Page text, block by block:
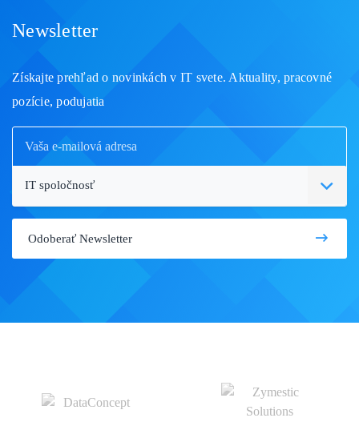
Newsletter
Získajte prehľad o novinkách v IT svete. Aktuality, pracovné
pozície, podujatia
IT spoločnosť